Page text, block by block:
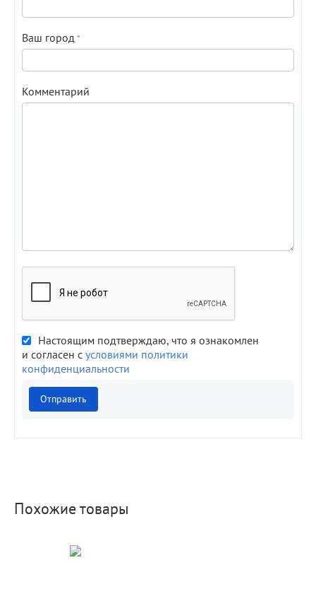
Ваш город
Комментарий
Настоящим подтверждаю, что я ознакомлен
и согласен с условиями политики
конфиденциальности
Отправить
Похожие товары